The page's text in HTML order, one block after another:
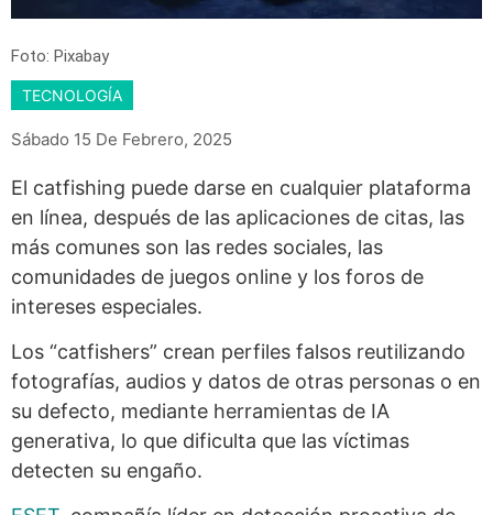
Foto: Pixabay
TECNOLOGÍA
Sábado 15 De Febrero, 2025
El catfishing puede darse en cualquier plataforma
en línea, después de las aplicaciones de citas, las
más comunes son las redes sociales, las
comunidades de juegos online y los foros de
intereses especiales.
Los “catfishers” crean perfiles falsos reutilizando
fotografías, audios y datos de otras personas o en
su defecto, mediante herramientas de IA
generativa, lo que dificulta que las víctimas
detecten su engaño.